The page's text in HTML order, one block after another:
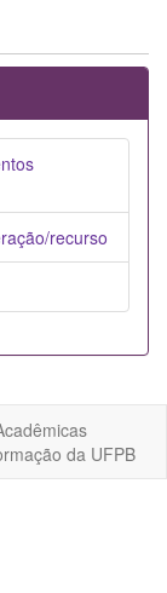
recurso
da UFPB